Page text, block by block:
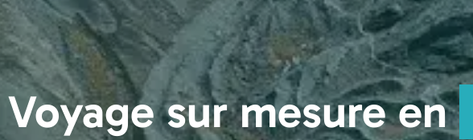
Voyage sur mesure en